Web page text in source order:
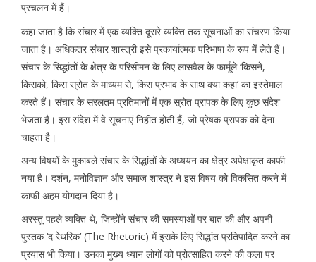
प्रचलन में हैं।
कहा जाता है कि संचार में एक व्यक्ति दूसरे व्यक्ति तक सूचनाओं का संचरण किया
जाता है। अधिकतर संचार शास्त्री इसे प्रकार्यात्मक परिभाषा के रूप में लेते हैं।
संचार के सिद्धांतों के क्षेत्र के परिसीमन के लिए लासवैल के फार्मूले ‘किसने,
किसको, किस स्रोत के माध्यम से, किस प्रभाव के साथ क्या कहा’ का इस्तेमाल
करते हैं। संचार के सरलतम प्रतिमानों में एक स्रोत प्रापक के लिए कुछ संदेश
भेजता है। इस संदेश में वे सूचनाएं निहीत होती हैं, जो प्रेषक प्रापक को देना
चाहता है।
अन्य विषयों के मुकाबले संचार के सिद्धांतों के अध्ययन का क्षेत्र अपेक्षाकृत काफी
नया है। दर्शन, मनोविज्ञान और समाज शास्त्र ने इस विषय को विकसित करने में
काफी अहम योगदान दिया है।
अरस्तू पहले व्यक्ति थे, जिन्होंने संचार की समस्याओं पर बात की और अपनी
पुस्तक ‘द रेथरिक’ (The Rhetoric) में इसके लिए सिद्धांत प्रतिपादित करने का
प्रयास भी किया। उनका मुख्य ध्यान लोगों को प्रोत्साहित करने की कला पर